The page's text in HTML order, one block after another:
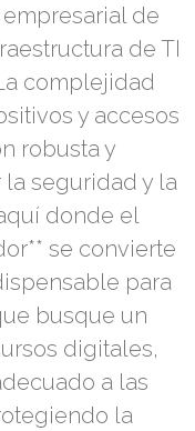
de
de TI
complejidad
y accesos
robusta y
seguridad y la
donde el
se convierte
para
busque un
digitales,
a las
la